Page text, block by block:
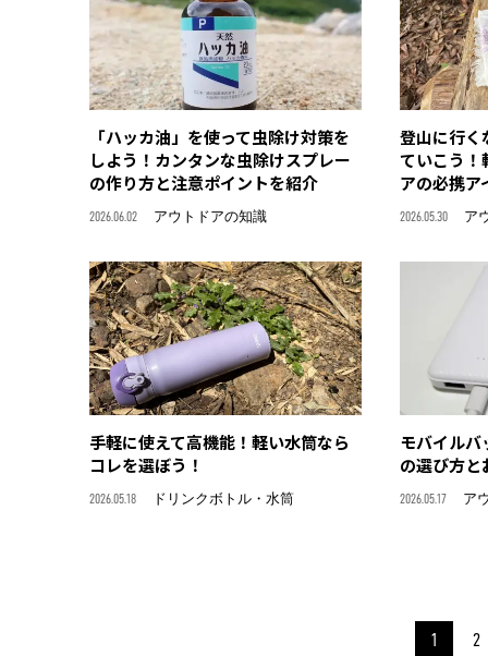
「ハッカ油」を使って虫除け対策を
しよう！カンタンな虫除けスプレー
の作り方と注意ポイントを紹介
2026.06.02 アウトドアの知識
登山に行く
ていこう！
アの必携ア
2026.05.30 ア
手軽に使えて高機能！軽い水筒なら
コレを選ぼう！
2026.05.18 ドリンクボトル・水筒
モバイルバ
の選び方と
2026.05.17 ア
1 2